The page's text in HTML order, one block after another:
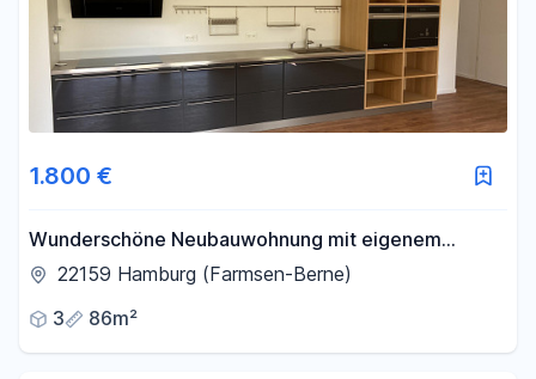
1.800 €
Wunderschöne Neubauwohnung mit eigenem
Garten
22159 Hamburg (Farmsen-Berne)
3
86m²